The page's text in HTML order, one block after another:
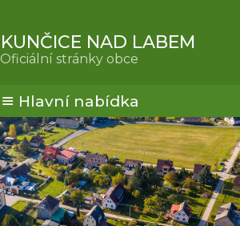
KUNČICE NAD LABEM
Oficiální stránky obce
Hlavní nabídka